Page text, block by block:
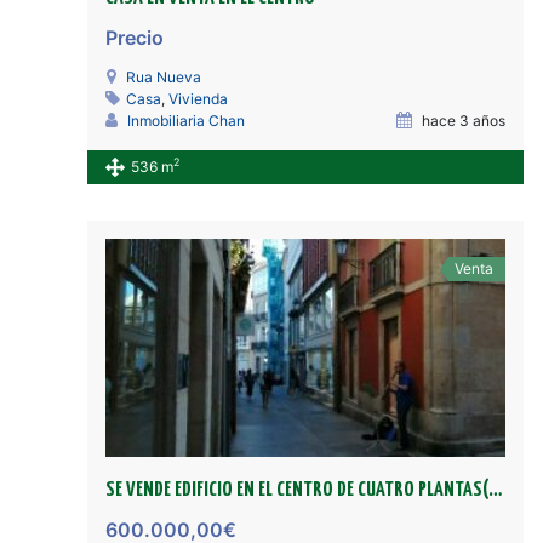
Precio
Rua Nueva
Casa, Vivienda
Inmobiliaria Chan
hace 3 años
536 m2
Venta
SE VENDE EDIFICIO EN EL CENTRO DE CUATRO PLANTAS(CONDE PALLARES)
600.000,00€